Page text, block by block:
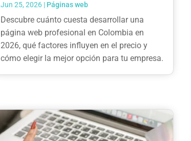
Jun 25, 2026| Páginas web
Descubre cuánto cuesta desarrollar una
página web profesional en Colombia en
2026, qué factores influyen en el precio y
cómo elegir la mejor opción para tu empresa.